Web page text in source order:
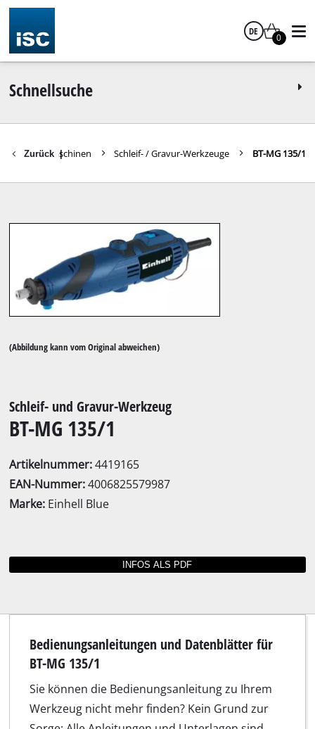
DE
0
Schnellsuche
Zurück |
Schleifmaschinen Schleif- / Gravur-Werkzeuge BT-MG 135/1
(Abbildung kann vom Original abweichen)
Schleif- und Gravur-Werkzeug
BT-MG 135/1
Artikelnummer:4419165
EAN-Nummer:4006825579987
Marke: Einhell Blue
Bedienungsanleitungen und Datenblätter für
BT-MG 135/1
Sie können die Bedienungsanleitung zu Ihrem
Werkzeug nicht mehr finden? Kein Grund zur